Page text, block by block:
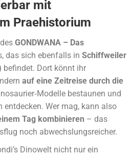
mit
Praehistorium
GONDWANA – Das
das sich ebenfalls in Schiffweiler
befindet. Dort könnt ihr
auf eine Zeitreise durch die
bestaunen und
entdecken. Wer mag, kann also
Tag kombinieren – das
noch abwechslungsreicher.
Dinowelt nicht nur ein